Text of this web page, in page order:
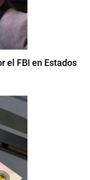
el FBI en Estados